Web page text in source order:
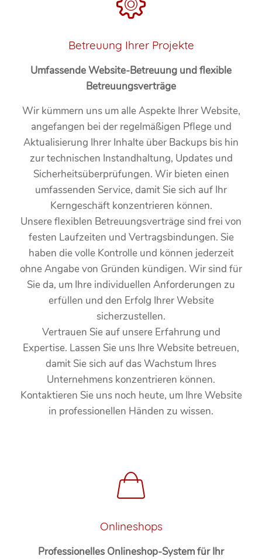
Betreuung Ihrer Projekte
Umfassende Website-Betreuung und flexible
Betreuungsverträge
Wir kümmern uns um alle Aspekte Ihrer Website,
angefangen bei der regelmäßigen Pflege und
Aktualisierung Ihrer Inhalte über Backups bis hin
zur technischen Instandhaltung, Updates und
Sicherheitsüberprüfungen. Wir bieten einen
umfassenden Service, damit Sie sich auf Ihr
Kerngeschäft konzentrieren können.
Unsere flexiblen Betreuungsverträge sind frei von
festen Laufzeiten und Vertragsbindungen. Sie
haben die volle Kontrolle und können jederzeit
ohne Angabe von Gründen kündigen. Wir sind für
Sie da, um Ihre individuellen Anforderungen zu
erfüllen und den Erfolg Ihrer Website
sicherzustellen.
Vertrauen Sie auf unsere Erfahrung und
Expertise. Lassen Sie uns Ihre Website betreuen,
damit Sie sich auf das Wachstum Ihres
Unternehmens konzentrieren können.
Kontaktieren Sie uns noch heute, um Ihre Website
in professionellen Händen zu wissen.
Onlineshops
Professionelles Onlineshop-System für Ihr